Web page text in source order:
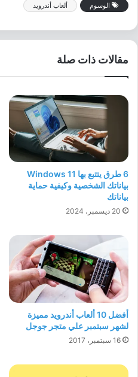
الوسوم ألعاب أندرويد
مقالات ذات صلة
6 طرق يتتبع بها Windows 11
بياناتك الشخصية وكيفية حماية
بياناتك
20 ديسمبر، 2024
أفضل 10 ألعاب أندرويد مميزة
لشهر سبتمبر علي متجر جوجل
16 سبتمبر، 2017